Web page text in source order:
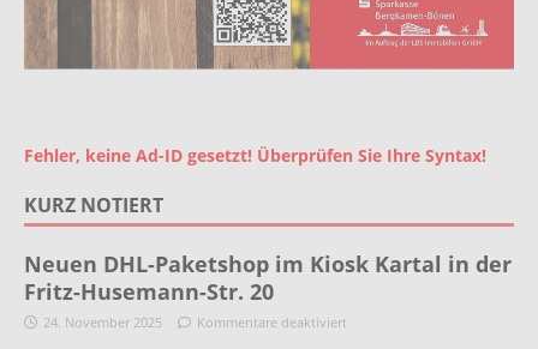
Fehler, keine Ad-ID gesetzt! Überprüfen Sie Ihre Syntax!
KURZ NOTIERT
Neuen DHL-Paketshop im Kiosk Kartal in der
Fritz-Husemann-Str. 20
24. November 2025 Kommentare deaktiviert